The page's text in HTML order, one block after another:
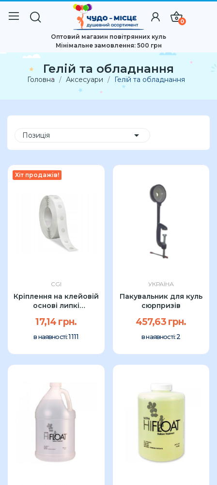
0
Оптовий магазин повітрянних куль
Мінімальне замовлення: 500 грн
Гелій та обладнання
Головна Аксесуари Гелій та обладнання
Позиція 
Хіт продажів!
CGI
Кріплення на клейовій
основі липкі
17,14 грн.
в наявності:1111
УКРАЇНА
Пакувальник для куль
сюрпризів
457,63 грн.
в наявності:2